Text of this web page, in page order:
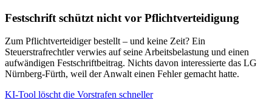
Festschrift schützt nicht vor Pflichtverteidigung
Zum Pflichtverteidiger bestellt – und keine Zeit? Ein
Steuerstrafrechtler verwies auf seine Arbeitsbelastung und einen
aufwändigen Festschriftbeitrag. Nichts davon interessierte das LG
Nürnberg-Fürth, weil der Anwalt einen Fehler gemacht hatte.
KI-Tool löscht die Vorstrafen schneller